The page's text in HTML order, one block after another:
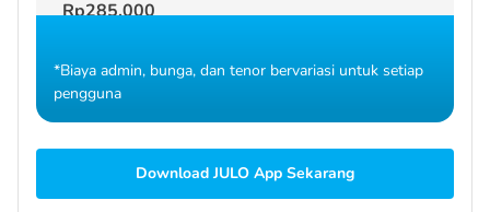
Rp285.000
*Biaya admin, bunga, dan tenor bervariasi untuk setiap
pengguna
Download JULO App Sekarang